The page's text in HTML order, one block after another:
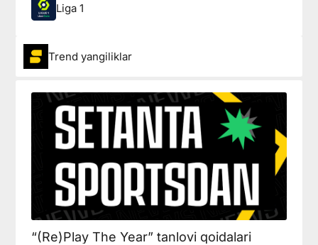
Liga 1
Trend yangiliklar
“(Re)Play The Year” tanlovi qoidalari